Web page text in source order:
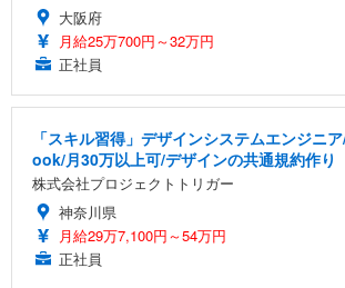
大阪府
月給25万700円～32万円
正社員
「スキル習得」デザインシステムエンジニ
ook/月30万以上可/デザインの共通規約作り
株式会社プロジェクトトリガー
神奈川県
月給29万7,100円～54万円
正社員